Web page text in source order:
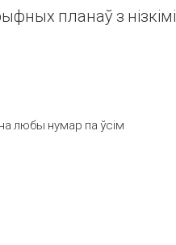
планаў з нізкімі
любы нумар па ўсім